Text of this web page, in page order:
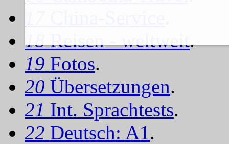
18Reisen - weltweit.
19 Fotos.
20 Übersetzungen.
21 Int. Sprachtests.
22 Deutsch: A1.